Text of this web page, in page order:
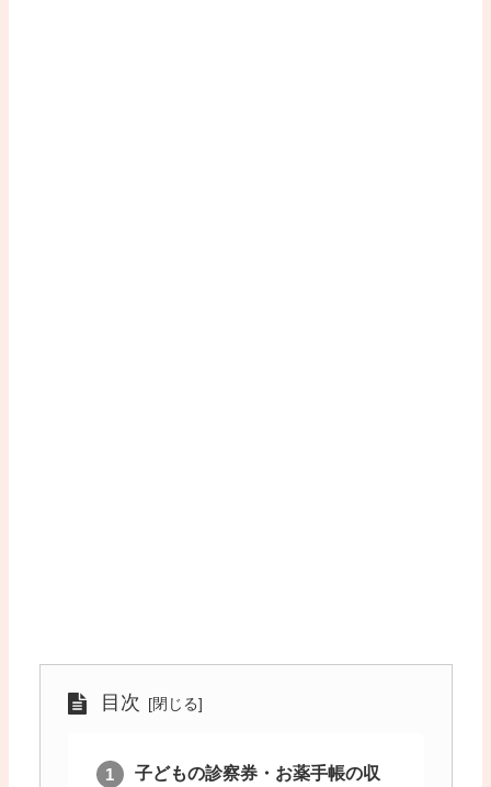
目次
子どもの診察券・お薬手帳の収